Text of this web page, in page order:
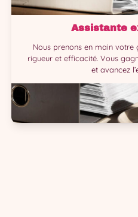
Assistante
Nous prenons en main
rigueur et efficacité. Vous
et avancez